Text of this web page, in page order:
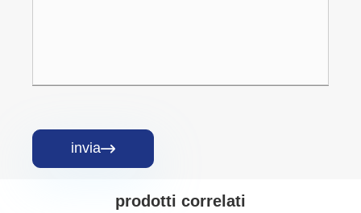
invia
prodotti correlati